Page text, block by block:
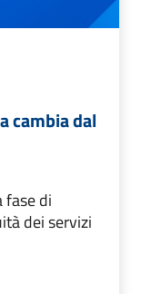
cambia dal
fase di
dei servizi